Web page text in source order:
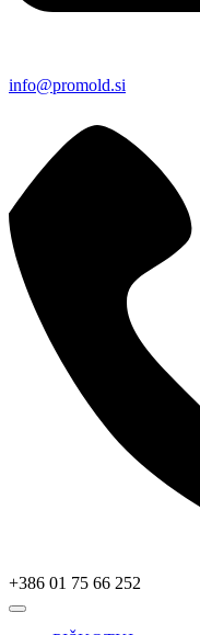
info@promold.si
+386 01 75 66 252